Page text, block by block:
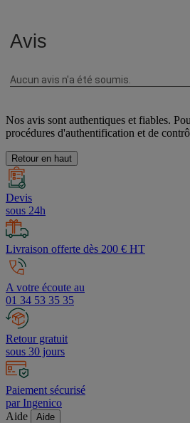
Nos avis sont authentiques et fiables.
procédures d'authentification et de
Retour en haut
Devis
sous 24h
Livraison offerte dès 200 € HT
A votre écoute au
01 34 53 35 35
Retour gratuit
sous 30 jours
Paiement sécurisé
par Ingenico
Aide
Aide